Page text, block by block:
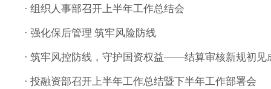
· 组织人事部召开上半年工作总结会
· 强化保后管理 筑牢风险防线
· 筑牢风控防线，守护国资权益——结算审核新规初见
· 投融资部召开上半年工作总结暨下半年工作部署会